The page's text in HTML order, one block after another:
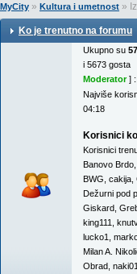
MyCity » Kultura i umetnost »
Ko je trenutno na forumu
Ukupno su
i 5673
Moderator] ::
Najviše
04:18
Korisnici
Korisnici
Banovo Brdo
BWG cakija
Dežurni pod
Giskard
king111
lucko1
Milan A.
Obrad